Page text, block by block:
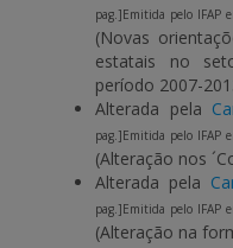
pag.]Emitida pelo IFAP
(Novas
estatais no
período 2007-
Alterada pela
pag.]Emitida pelo IFAP
(Alteração nos
Alterada pela
pag.]Emitida pelo IFAP
(Alteração na